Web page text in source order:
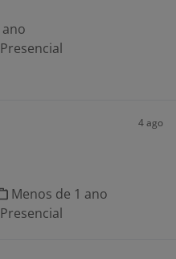
Presencial
4 ago
Menos de 1 ano
Presencial